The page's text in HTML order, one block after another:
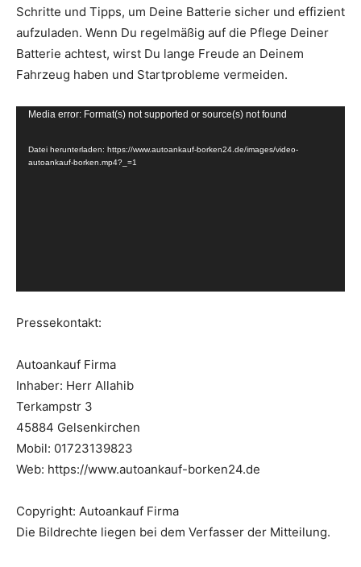
Schritte und Tipps, um Deine Batterie sicher und effizient
aufzuladen. Wenn Du regelmäßig auf die Pflege Deiner
Batterie achtest, wirst Du lange Freude an Deinem
Fahrzeug haben und Startprobleme vermeiden.
e
Media error: Format(s) not supported or source(s) not found
Datei herunterladen: https://www.autoankauf-borken24.de/images/video-
autoankauf-borken.mp4?_=1
Pressekontakt:
Autoankauf Firma
Inhaber: Herr Allahib
Terkampstr 3
45884 Gelsenkirchen
Mobil: 01723139823
Web: https://www.autoankauf-borken24.de
Copyright: Autoankauf Firma
Die Bildrechte liegen bei dem Verfasser der Mitteilung.